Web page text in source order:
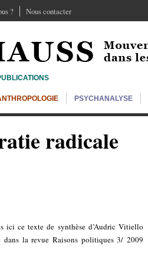
? Nous contacter
PSYCHANALYSE
radicale
ici ce texte de synthèse d’Audric Vitiello
dans la revue Raisons politiques 3/ 2009